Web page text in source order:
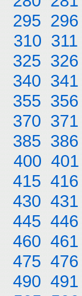
295 296
310 311
325 326
340 341
355 356
370 371
385 386
400 401
415 416
430 431
445 446
460 461
475 476
490 491